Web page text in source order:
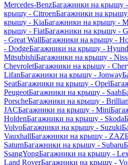
Mercedes-BenzБагажники на крышу
крышу - CitroenБагажники на крышу
крышу - KiaБагажники на крышу -
крышу - FiatБагажники на крышу -
- Great WallБагажники на крышу -
- DodgeБагажники на крышу -
MitsubishiБагажники на крышу -
ChevroletБагажники на крышу -
LifanБагажники на крышу - Jonway
SeatБагажники на крышу - Opel
PeugeotБагажники на крышу - Saab
PorscheБагажники на крышу -
JACБагажники на крышу - Mini
HoldenБагажники на крышу - Skoda
VolvoБагажники на крышу - Suzuki
VauxhallБагажники на крышу - ZAZ
SaturnБагажники на крышу - Subaru
SsangYongБагажники на крышу -
Land RoverБагажники на крышу -